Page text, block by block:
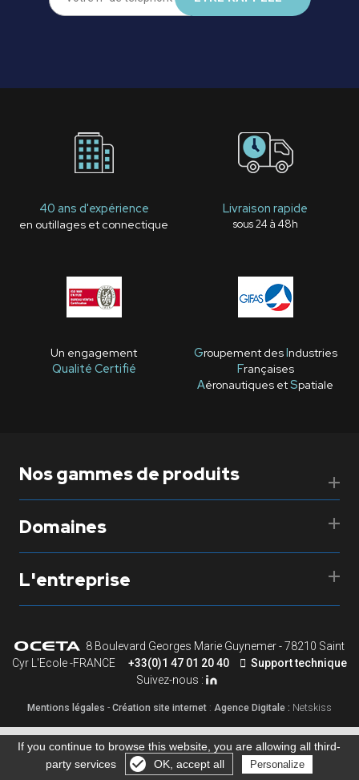
40 ans d'expérience
en outillages et connectique
Livraison rapide
sous 24 à 48h
Un engagement
Qualité Certifié
Groupement desIndustries
Françaises
Aéronautiques etSpatiale
Nos gammes de produits
Domaines
L'entreprise
8 Boulevard Georges Marie Guynemer - 78210 Saint
Cyr L'Ecole -FRANCE
+33(0)1 47 01 20 40
Support technique
Suivez-nous :
Mentions légales - Création site internet : Agence Digitale : Netskiss
Gérer les cookies
If you continue to browse this website, you are allowing all third-
party services
OK, accept all Personalize